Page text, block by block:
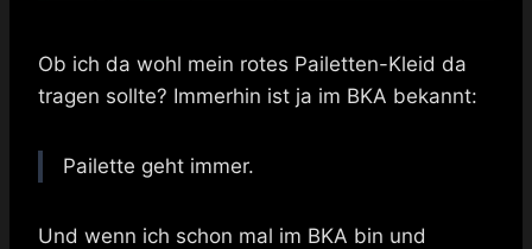
Ob ich da wohl mein rotes Pailetten-Kleid da
tragen sollte? Immerhin ist ja im BKA bekannt:
Pailette geht immer.
Und wenn ich schon mal im BKA bin und